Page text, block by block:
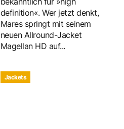
definition«. Wer jetzt denkt,
Mares springt mit seinem
neuen Allround-Jacket
Magellan HD auf...
Jackets